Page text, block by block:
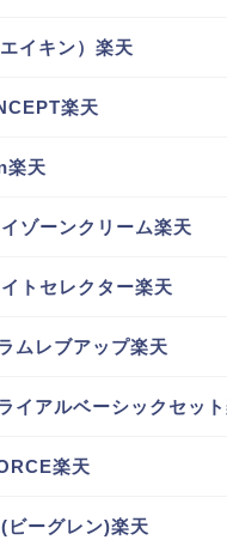
イキン）楽天
楽天
楽天
ゾーンクリーム楽天
トセレクター楽天
ムレブアップ楽天
イアルベーシックセッ
楽天
ーグレン)楽天